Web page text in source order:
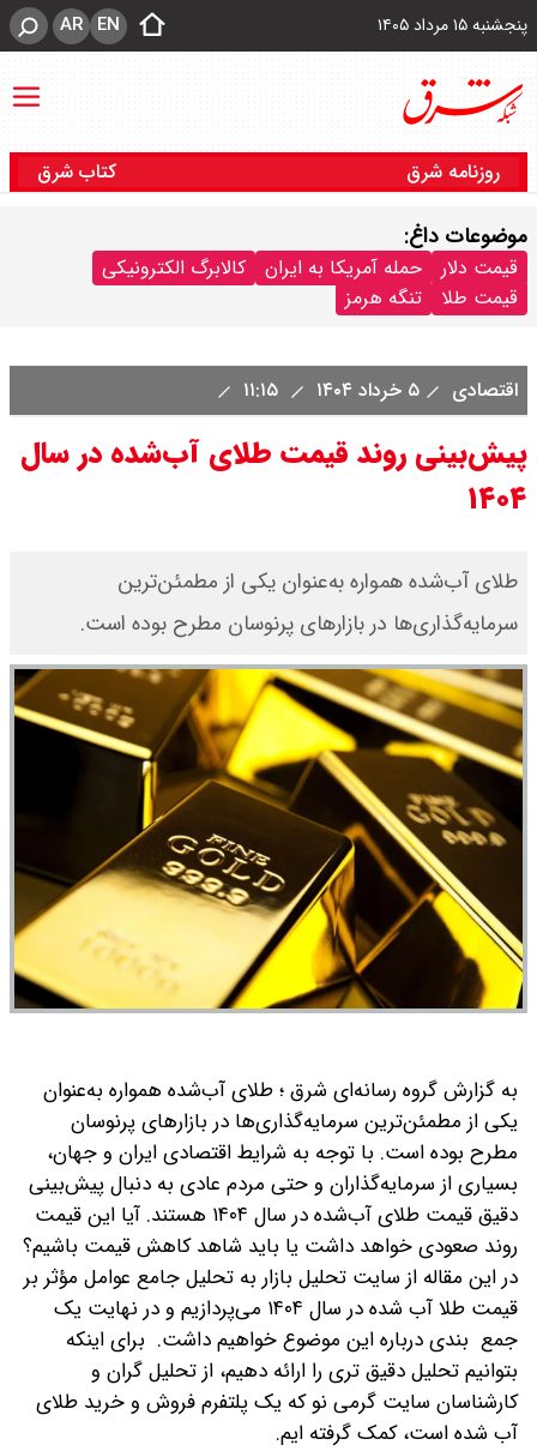
پنجشنبه ۱۵ مرداد ۱۴۰۵ EN
AR
روزنامه شرق کتاب شرق
موضوعات داغ:
قیمت دلار حمله آمریکا به ایران
کالابرگ الکترونیکی
قیمت طلا
تنگه هرمز
اقتصادی ۵ خرداد ۱۴۰۴
پیش‌بینی روند قیمت طلای آب‌شده در سال
۱۴۰۴
طلای آب‌شده همواره به‌عنوان یکی از مطمئن‌ترین
سرمایه‌گذاری‌ها در بازارهای پرنوسان مطرح بوده است.
به گزارش گروه رسانه‌ای شرق ؛ طلای آب‌شده همواره به‌عنوان
یکی از مطمئن‌ترین سرمایه‌گذاری‌ها در بازارهای پرنوسان
مطرح بوده است. با توجه به شرایط اقتصادی ایران و جهان،
بسیاری از سرمایه‌گذاران و حتی مردم عادی به دنبال پیش‌بینی
دقیق قیمت طلای آب‌شده در سال ۱۴۰۴ هستند. آیا این قیمت
روند صعودی خواهد داشت یا باید شاهد کاهش قیمت باشیم؟
در این مقاله از سایت تحلیل بازار به تحلیل جامع عوامل مؤثر بر
قیمت طلا آب شده در سال ۱۴۰۴ می‌پردازیم و در نهایت یک
جمع بندی درباره این موضوع خواهیم داشت. برای اینکه
بتوانیم تحلیل دقیق تری را ارائه دهیم، از تحلیل گران و
کارشناسان سایت گرمی نو که یک پلتفرم فروش و خرید طلای
آب شده است، کمک گرفته ایم.